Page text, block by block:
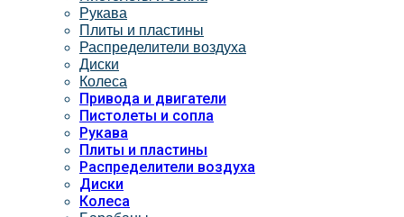
Рукава
Плиты и пластины
Распределители воздуха
Диски
Колеса
Привода и двигатели
Пистолеты и сопла
Рукава
Плиты и пластины
Распределители воздуха
Диски
Колеса